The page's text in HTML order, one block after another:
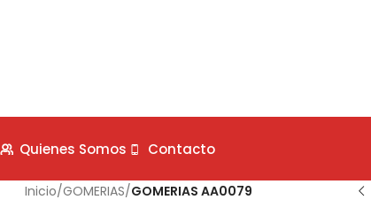
Quienes Somos Contacto
Inicio/GOMERIAS/GOMERIAS AA0079